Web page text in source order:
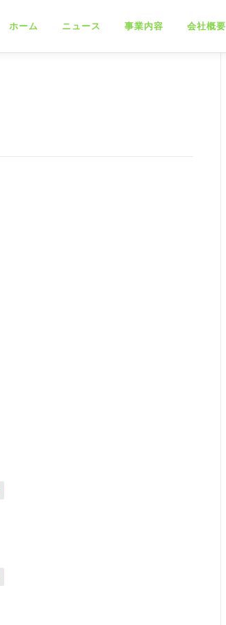
ホーム ニュース 事業内容 会社概要